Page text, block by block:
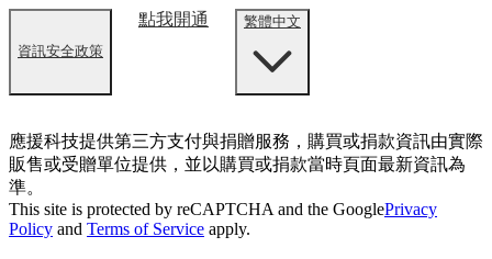
資訊安全政策
點我開通 繁體中文
應援科技提供第三方支付與捐贈服務，購買或捐款資訊由實際
販售或受贈單位提供，並以購買或捐款當時頁面最新資訊為
準。
This site is protected by reCAPTCHA and the GooglePrivacy
Policy and Terms of Service apply.